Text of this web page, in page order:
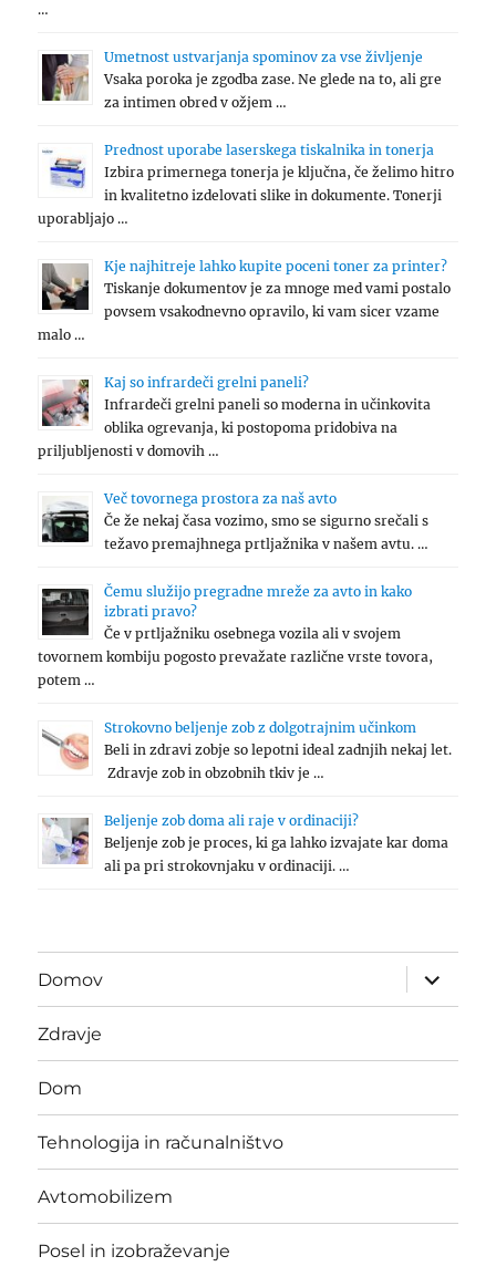
…
Umetnost ustvarjanja spominov za vse življenje
Vsaka poroka je zgodba zase. Ne glede na to, ali gre
za intimen obred v ožjem …
Prednost uporabe laserskega tiskalnika in tonerja
Izbira primernega tonerja je ključna, če želimo hitro
in kvalitetno izdelovati slike in dokumente. Tonerji
uporabljajo …
Kje najhitreje lahko kupite poceni toner za printer?
Tiskanje dokumentov je za mnoge med vami postalo
povsem vsakodnevno opravilo, ki vam sicer vzame
malo …
Kaj so infrardeči grelni paneli?
Infrardeči grelni paneli so moderna in učinkovita
oblika ogrevanja, ki postopoma pridobiva na
priljubljenosti v domovih …
Več tovornega prostora za naš avto
Če že nekaj časa vozimo, smo se sigurno srečali s
težavo premajhnega prtljažnika v našem avtu. …
Čemu služijo pregradne mreže za avto in kako
izbrati pravo?
Če v prtljažniku osebnega vozila ali v svojem
tovornem kombiju pogosto prevažate različne vrste tovora,
potem …
Strokovno beljenje zob z dolgotrajnim učinkom
Beli in zdravi zobje so lepotni ideal zadnjih nekaj let.
Zdravje zob in obzobnih tkiv je …
Beljenje zob doma ali raje v ordinaciji?
Beljenje zob je proces, ki ga lahko izvajate kar doma
ali pa pri strokovnjaku v ordinaciji. …
Domov
expand
child
menu
Zdravje
Dom
Tehnologija in računalništvo
Avtomobilizem
Posel in izobraževanje